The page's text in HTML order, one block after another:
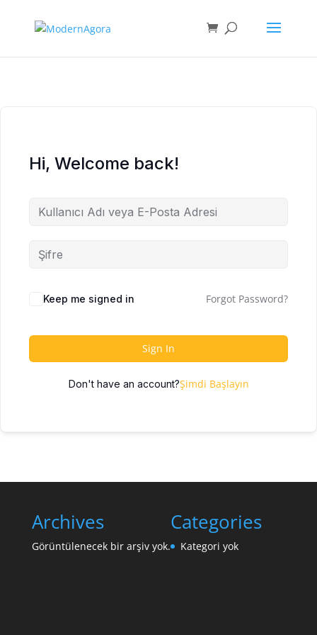
Hi, Welcome back!
Keep me signed in Forgot Password?
Sign In
Don't have an account?Şimdi Başlayın
Archives
Görüntülenecek bir arşiv yok.
Categories
Kategori yok